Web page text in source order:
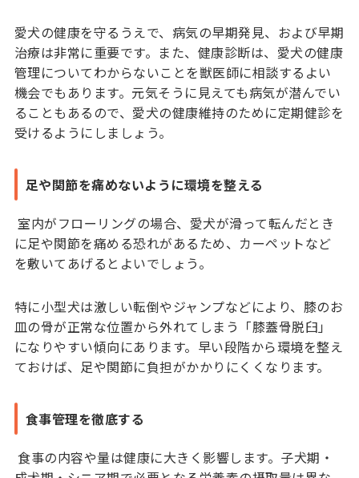
愛犬の健康を守るうえで、病気の早期発見、および早期
治療は非常に重要です。また、健康診断は、愛犬の健康
管理についてわからないことを獣医師に相談するよい
機会でもあります。元気そうに見えても病気が潜んでい
ることもあるので、愛犬の健康維持のために定期健診を
受けるようにしましょう。
足や関節を痛めないように環境を整える
室内がフローリングの場合、愛犬が滑って転んだとき
に足や関節を痛める恐れがあるため、カーペットなど
を敷いてあげるとよいでしょう。
特に小型犬は激しい転倒やジャンプなどにより、膝のお
皿の骨が正常な位置から外れてしまう「膝蓋骨脱臼」
になりやすい傾向にあります。早い段階から環境を整え
ておけば、足や関節に負担がかかりにくくなります。
食事管理を徹底する
食事の内容や量は健康に大きく影響します。子犬期・